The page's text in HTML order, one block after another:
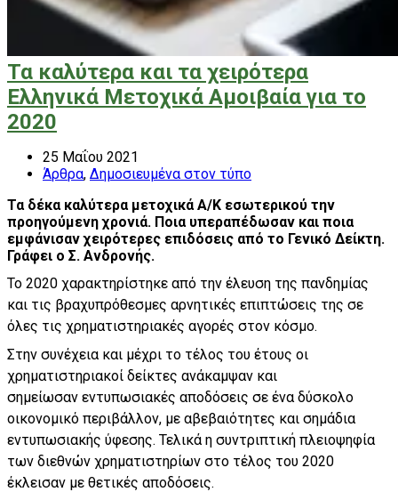
Τα καλύτερα και τα χειρότερα
Ελληνικά Μετοχικά Αμοιβαία για το
2020
25 Μαΐου 2021
Άρθρα, Δημοσιευμένα στον τύπο
Τα δέκα καλύτερα μετοχικά Α/Κ εσωτερικού την
προηγούμενη χρονιά. Ποια υπεραπέδωσαν και ποια
εμφάνισαν χειρότερες επιδόσεις από το Γενικό Δείκτη.
Γράφει ο Σ. Ανδρονής.
Το 2020 χαρακτηρίστηκε από την έλευση της πανδημίας
και τις βραχυπρόθεσμες αρνητικές επιπτώσεις της σε
όλες τις χρηματιστηριακές αγορές στον κόσμο.
Στην συνέχεια και μέχρι το τέλος του έτους οι
χρηματιστηριακοί δείκτες ανάκαμψαν και
σημείωσαν εντυπωσιακές αποδόσεις σε ένα δύσκολο
οικονομικό περιβάλλον, με αβεβαιότητες και σημάδια
εντυπωσιακής ύφεσης. Τελικά η συντριπτική πλειοψηφία
των διεθνών χρηματιστηρίων στο τέλος του 2020
έκλεισαν με θετικές αποδόσεις.